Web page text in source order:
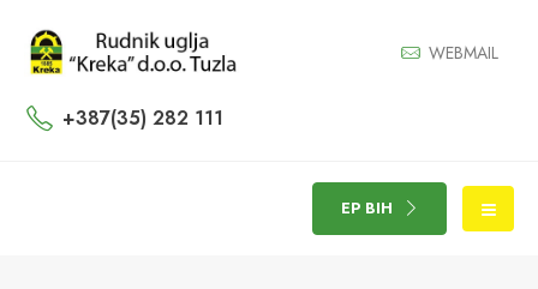
WEBMAIL
+387(35) 282 111
EP BIH